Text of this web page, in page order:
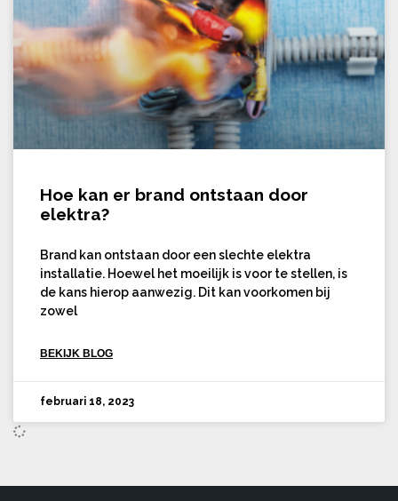
Hoe kan er brand ontstaan door
elektra?
Brand kan ontstaan door een slechte elektra
installatie. Hoewel het moeilijk is voor te stellen, is
de kans hierop aanwezig. Dit kan voorkomen bij
zowel
BEKIJK BLOG
februari 18, 2023